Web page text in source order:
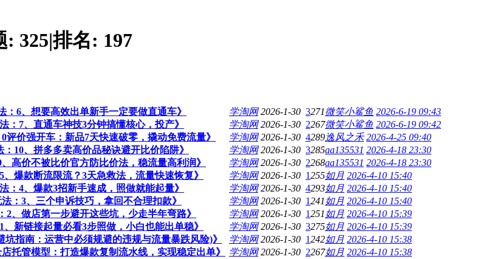
: 325|排名: 197
：6、想要高效出单新手一定要做直通车》
学淘网 2026-1-30 3271微笑小鲨鱼 2026-6-19 09:43
：7、直通车神技3分钟搞懂核心，投产》
学淘网 2026-1-30 2267微笑小鲨鱼 2026-6-19 09:42
评价强开车：新品7天快速破零，撬动免费流量》
学淘网 2026-1-30 4289逸风之禾 2026-4-25 09:40
10、拼多多卖高价品秘诀避开比价陷阱》
学淘网 2026-1-30 3285aa135531 2026-4-18 23:30
高价不被比价官方防比价法，稳流量高利润》
学淘网 2026-1-30 2268aa135531 2026-4-18 23:30
爆款断流限流？3天急救法，流量快速恢复》
学淘网 2026-1-30 1255如月 2026-4-10 15:40
：4、爆款3招新手速成，照做就能起量》
学淘网 2026-1-30 4293如月 2026-4-10 15:40
：3、三个申诉技巧，拿回不合理扣款》
学淘网 2026-1-30 1241 如月 2026-4-10 15:40
2、做店第一步避开这些坑，少走半年弯路》
学淘网 2026-1-30 1251 如月 2026-4-10 15:39
新链接起量必看3步照做，小白也能出单稳》
学淘网 2026-1-30 3275如月 2026-4-10 15:39
指南：运营中必须规避的违规与流量暴跌风险)》
学淘网 2026-1-30 1242如月 2026-4-10 15:38
托管模型：打造爆款复制流水线，实现稳定出单》
学淘网 2026-1-30 2267如月 2026-4-10 15:38